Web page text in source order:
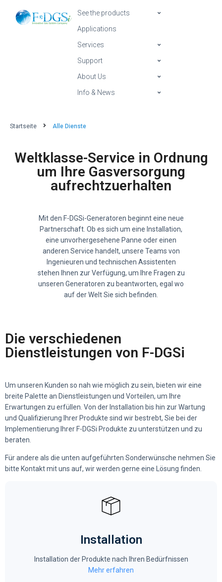
See the products
Applications
Services
Support
About Us
Info & News
Startseite Alle Dienste
Weltklasse-Service in Ordnung
um Ihre Gasversorgung
aufrechtzuerhalten
Mit den F-DGSi-Generatoren beginnt eine neue
Partnerschaft. Ob es sich um eine Installation,
eine unvorhergesehene Panne oder einen
anderen Service handelt, unsere Teams von
Ingenieuren und technischen Assistenten
stehen Ihnen zur Verfügung, um Ihre Fragen zu
unseren Generatoren zu beantworten, egal wo
auf der Welt Sie sich befinden.
Die verschiedenen
Dienstleistungen von F-DGSi
Um unseren Kunden so nah wie möglich zu sein, bieten wir eine
breite Palette an Dienstleistungen und Vorteilen, um Ihre
Erwartungen zu erfüllen. Von der Installation bis hin zur Wartung
und Qualifizierung Ihrer Produkte sind wir bestrebt, Sie bei der
Implementierung Ihrer F-DGSi Produkte zu unterstützen und zu
beraten.
Für andere als die unten aufgeführten Sonderwünsche nehmen Sie
bitte Kontakt mit uns auf, wir werden gerne eine Lösung finden.
Installation
Installation der Produkte nach Ihren Bedürfnissen
Mehr erfahren